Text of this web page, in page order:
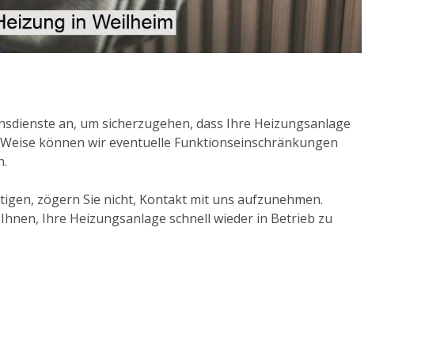
an, um sicherzugehen, dass Ihre Heizungsanlage
können wir eventuelle Funktionseinschränkungen
zögern Sie nicht, Kontakt mit uns aufzunehmen.
Ihre Heizungsanlage schnell wieder in Betrieb zu